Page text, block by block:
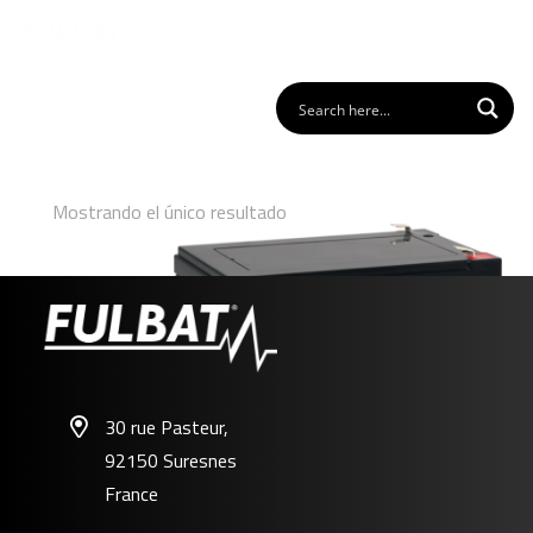
Mostrando el único resultado
30 rue Pasteur,
92150 Suresnes
France